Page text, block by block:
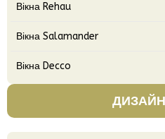
Вікна Rehau
Вікна Salamander
Вікна Decco